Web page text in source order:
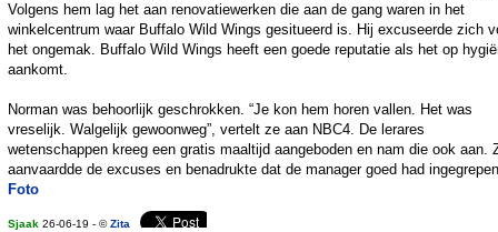
Volgens hem lag het aan renovatiewerken die aan de gang waren in het
winkelcentrum waar Buffalo Wild Wings gesitueerd is. Hij excuseerde zich
het ongemak. Buffalo Wild Wings heeft een goede reputatie als het op
aankomt.
Norman was behoorlijk geschrokken. “Je kon hem horen vallen. Het was
vreselijk. Walgelijk gewoonweg”, vertelt ze aan NBC4. De lerares
wetenschappen kreeg een gratis maaltijd aangeboden en nam die ook aan.
aanvaardde de excuses en benadrukte dat de manager goed had
Foto
Sjaak 26-06-19 - ©Zita